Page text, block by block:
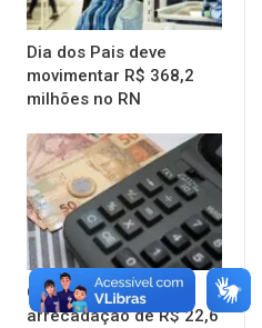
Dia dos Pais deve
movimentar R$ 368,2
milhões no RN
Governo do RN prevê
arrecadação de R$ 22,6